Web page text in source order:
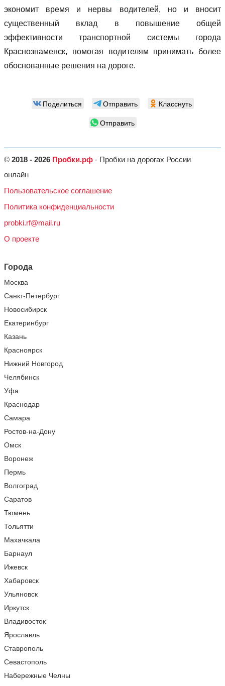
экономит время и нервы водителей, но и вносит
существенный вклад в повышение общей
эффективности транспортной системы города
Краснознаменск, помогая водителям принимать более
обоснованные решения на дороге.
Поделиться Отправить
Класснуть
Отправить
© 2018 - 2026 Пробки.рф - Пробки на дорогах России
онлайн
Пользовательское соглашение
Политика конфиденциальности
probki.rf@mail.ru
О проекте
Города
Москва
Санкт-Петербург
Новосибирск
Екатеринбург
Казань
Красноярск
Нижний Новгород
Челябинск
Уфа
Краснодар
Самара
Ростов-на-Дону
Омск
Воронеж
Пермь
Волгоград
Саратов
Тюмень
Тольятти
Махачкала
Барнаул
Ижевск
Хабаровск
Ульяновск
Иркутск
Владивосток
Ярославль
Ставрополь
Севастополь
Набережные Челны